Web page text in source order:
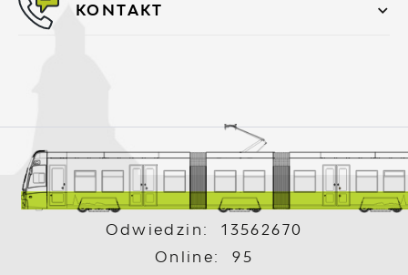
KONTAKT
Odwiedzin: 13562670
Online: 95